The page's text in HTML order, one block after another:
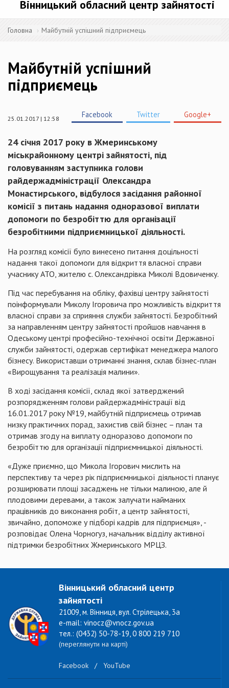
Вінницький обласний центр зайнятості
Головна Майбутній успішний підприємець
Майбутній успішний
підприємець
25.01.2017 | 12:58 Facebook Twitter Google+
24 січня 2017 року в Жмеринському
міськрайонному центрі зайнятості, під
головуванням заступника голови
райдержадміністрації Олександра
Монастирського, відбулося засідання районної
комісії з питань надання одноразової виплати
допомоги по безробіттю для організації
безробітними підприємницької діяльності.
На розгляд комісії було винесено питання доцільності
надання такої допомоги для відкриття власної справи
учаснику АТО, жителю с. Олександрівка Миколі Вдовиченку.
Під час перебування на обліку, фахівці центру зайнятості
поінформували Миколу Ігоровича про можливість відкриття
власної справи за сприяння служби зайнятості. Безробітний
за направленням центру зайнятості пройшов навчання в
Одеському центрі професійно-технічної освіти Державної
служби зайнятості, одержав сертифікат менеджера малого
бізнесу. Використавши отриманні знання, склав бізнес-план
«Вирощування та реалізація малини».
В ході засідання комісії, склад якої затверджений
розпорядженням голови райдержадміністрації від
16.01.2017 року №19, майбутній підприємець отримав
низку практичних порад, захистив свій бізнес – план та
отримав згоду на виплату одноразово допомоги по
безробіттю для організації підприємницької діяльності.
«Дуже приємно, що Микола Ігорович мислить на
перспективу та через рік підприємницької діяльності планує
розширювати площі засаджень не тільки малиною, але й
плодовими деревами, а також залучати найманих
працівників до виконання робіт, а центр зайнятості,
звичайно, допоможе у підборі кадрів для підприємця», -
розповідає Олена Чорногуз, начальник відділу активної
підтримки безробітних Жмеринського МРЦЗ.
Вінницький обласний центр
зайнятості
21009, м. Вінниця, вул. Стрілецька, 3а
e-mail: vinocz@vnocz.gov.ua
тел.: (0432) 50-78-19, 0 800 219 710
(переглянути на карті)
Facebook / YouTube